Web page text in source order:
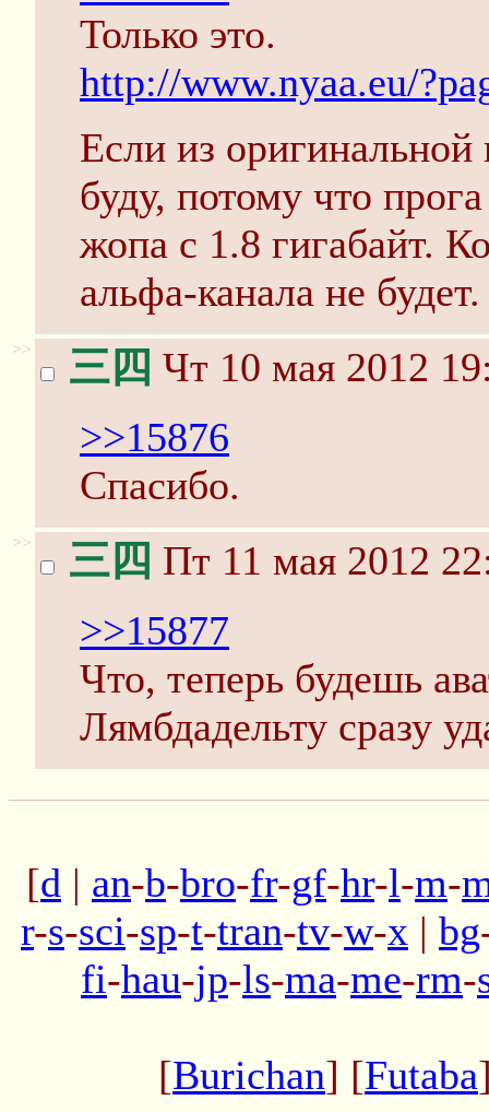
Только это.
http://www.nyaa.eu/
Если из оригинальной
буду, потому что
жопа с 1.8 гигабайт.
альфа-канала не будет.
>> 三四 Чт 10 мая 2012
>>15876
Спасибо.
>> 三四 Пт 11 мая 2012
>>15877
Что, теперь будешь
Лямбдадельту сразу
[d | an-b-bro-fr-gf-hr-l-m-
r-s-sci-sp-t-tran-tv-w-x | bg
fi-hau-jp-ls-ma-me-rm-
[Burichan] [Futaba